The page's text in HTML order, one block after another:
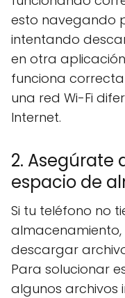
esto navegando
intentando
en otra
funciona
una red Wi-Fi
Internet.
2. Asegúrate
espacio de
Si tu teléfono no
descargar
Para solucionar
algunos archivos